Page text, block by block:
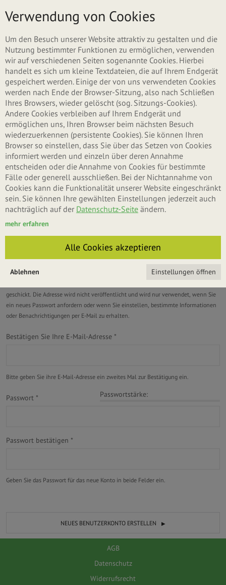
Menü
Haupt-Reiter
Neues Benutzerkonto erstellen
Anmelden
Neues Passwort anfordern
Kontoeinstellungen
Benutzername*
Leerzeichen sind erlaubt. Satzzeichen sind mit Ausnahme von Punkten,
Bindestrichen, Apostrophen und Unterstrichen nicht erlaubt.
geschickt. Die Adresse wird nicht veröffentlicht und wird nur verwendet, wenn Sie
ein neues Passwort anfordern oder wenn Sie einstellen, bestimmte Informationen
oder Benachrichtigungen per E-Mail zu erhalten.
Bestätigen Sie Ihre E-Mail-Adresse *
Bitte geben Sie ihre E-Mail-Adresse ein zweites Mal zur Bestätigung ein.
Passwortstärke:
Passwort *
Passwort bestätigen *
Geben Sie das Passwort für das neue Konto in beide Felder ein.
NEUES BENUTZERKONTO ERSTELLEN
AGB
Datenschutz
Widerrufsrecht
Verwendung von Cookies
Um den Besuch unserer Website attraktiv zu gestalten und die
Nutzung bestimmter Funktionen zu ermöglichen, verwenden
wir auf verschiedenen Seiten sogenannte Cookies. Hierbei
handelt es sich um kleine Textdateien, die auf Ihrem Endgerät
gespeichert werden. Einige der von uns verwendeten Cookies
werden nach Ende der Browser-Sitzung, also nach Schließen
Ihres Browsers, wieder gelöscht (sog. Sitzungs-Cookies).
Andere Cookies verbleiben auf Ihrem Endgerät und
ermöglichen uns, Ihren Browser beim nächsten Besuch
wiederzuerkennen (persistente Cookies). Sie können Ihren
Browser so einstellen, dass Sie über das Setzen von Cookies
informiert werden und einzeln über deren Annahme
entscheiden oder die Annahme von Cookies für bestimmte
Fälle oder generell ausschließen. Bei der Nichtannahme von
Cookies kann die Funktionalität unserer Website eingeschränkt
sein. Sie können Ihre gewählten Einstellungen jederzeit auch
nachträglich auf der Datenschutz-Seite ändern.
mehr erfahren
Alle Cookies akzeptieren
Einstellungen öffnen
Ablehnen